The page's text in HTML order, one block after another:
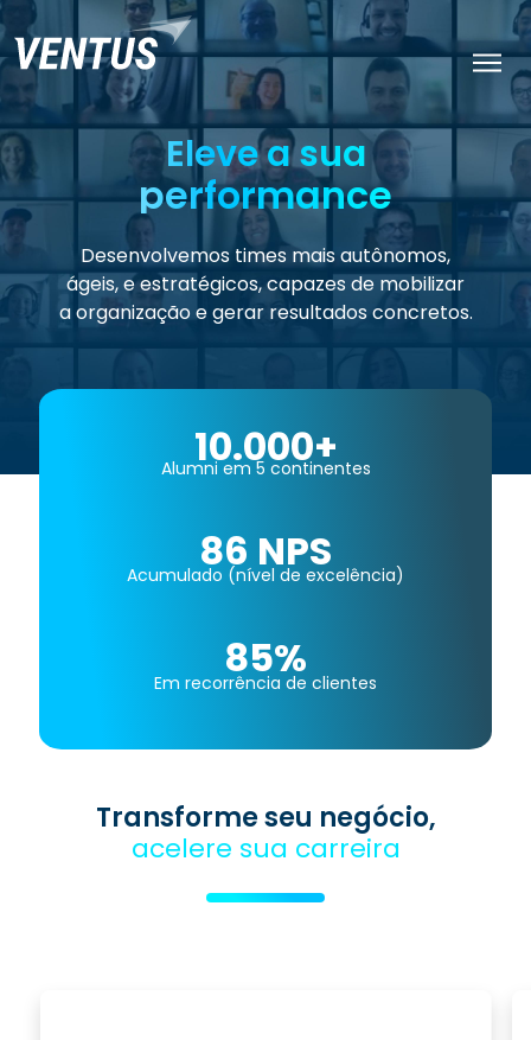
Eleve a sua
performance
Desenvolvemos times mais autônomos,
ágeis, e estratégicos, capazes de mobilizar
a organização e gerar resultados concretos.
10.000+
Alumni em 5 continentes
86 NPS
Acumulado (nível de excelência)
85%
Em recorrência de clientes
Transforme seu negócio,
acelere sua carreira